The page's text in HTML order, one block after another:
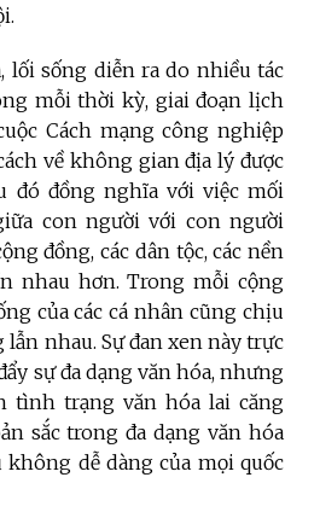
lối sống diễn ra do nhiều tác
mỗi thời kỳ, giai đoạn lịch
Cách mạng công nghiệp
về không gian địa lý được
đó đồng nghĩa với việc mối
con người với con người
đồng, các dân tộc, các nền
nhau hơn. Trong mỗi cộng
của các cá nhân cũng chịu
lẫn nhau. Sự đan xen này trực
sự đa dạng văn hóa, nhưng
tình trạng văn hóa lai căng
sắc trong đa dạng văn hóa
dễ dàng của mọi quốc